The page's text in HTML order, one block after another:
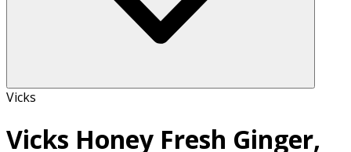
Vicks
Vicks Honey Fresh Ginger,